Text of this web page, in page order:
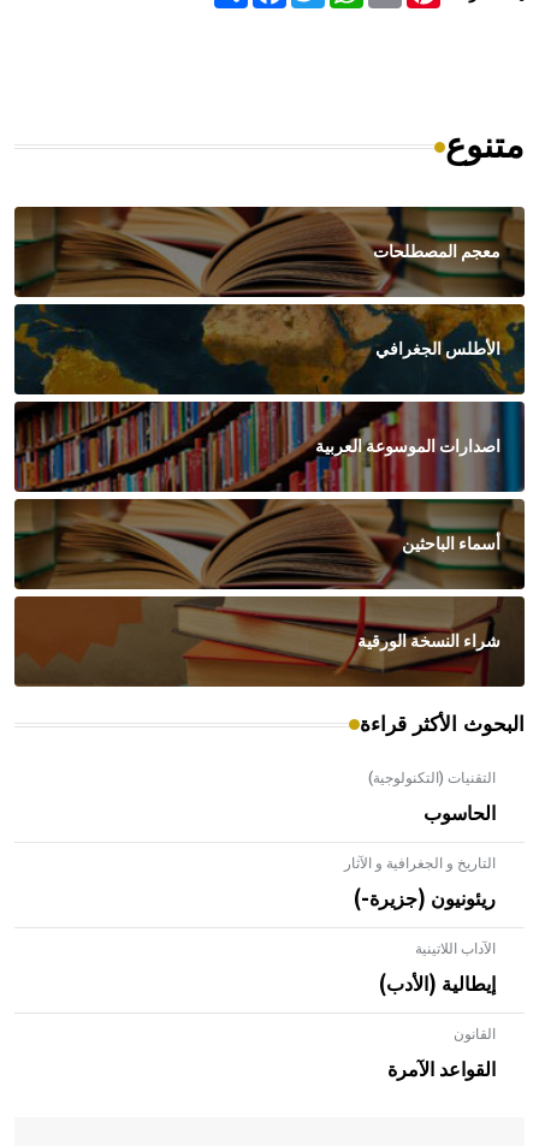
متنوع
معجم المصطلحات
الأطلس الجغرافي
اصدارات الموسوعة العربية
أسماء الباحثين
شراء النسخة الورقية
البحوث الأكثر قراءة
التقنيات (التكنولوجية)
الحاسوب
التاريخ و الجغرافية و الآثار
ريئونيون (جزيرة-)
الآداب اللاتينية
إيطالية (الأدب)
القانون
القواعد الآمرة
- هل تعلم أن الأبلق نوع من الفنون الهندسية التي ارتبطت
بالعمارة الإسلامية في بلاد الشام ومصر خاصة، حيث يحرص
المعمار على بناء مداميكه وخاصة في الواجهات